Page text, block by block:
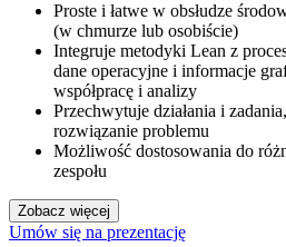
Proste i łatwe w obsłudze
(w chmurze lub osobiście)
Integruje metodyki Lean z
dane operacyjne i informacje
współpracę i analizy
Przechwytuje działania i
rozwiązanie problemu
Możliwość dostosowania do
zespołu
Zobacz więcej
Umów się na prezentację